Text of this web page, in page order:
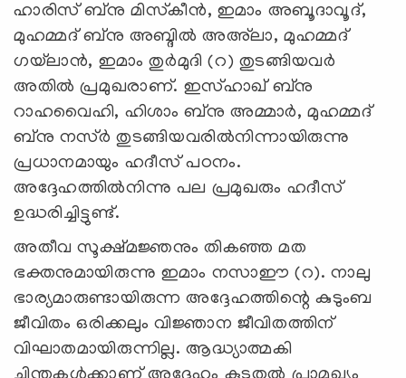
ഹാരിസ് ബ്‌നു മിസ്‌കീന്‍, ഇമാം അബൂദാവൂദ്,
മുഹമ്മദ് ബ്‌നു അബ്ദില്‍ അഅ്‌ലാ, മുഹമ്മദ്
ഗയ്‌ലാന്‍, ഇമാം തുര്‍മുദി (റ) തുടങ്ങിയവര്‍
അതില്‍ പ്രമുഖരാണ്. ഇസ്ഹാഖ് ബ്‌നു
റാഹവൈഹി, ഹിശാം ബ്‌നു അമ്മാര്‍, മുഹമ്മദ്
ബ്‌നു നസ്ര്‍ തുടങ്ങിയവരില്‍നിന്നായിരുന്നു
പ്രധാനമായും ഹദീസ് പഠനം.
അദ്ദേഹത്തില്‍നിന്നു പല പ്രമുഖരും ഹദീസ്
ഉദ്ധരിച്ചിട്ടുണ്ട്.
അതീവ സൂക്ഷ്മജ്ഞനും തികഞ്ഞ മത
ഭക്തനുമായിരുന്നു ഇമാം നസാഈ (റ). നാലു
ഭാര്യമാരുണ്ടായിരുന്ന അദ്ദേഹത്തിന്റെ കുടുംബ
ജീവിതം ഒരിക്കലും വിജ്ഞാന ജീവിതത്തിന്
വിഘാതമായിരുന്നില്ല. ആദ്ധ്യാത്മകി